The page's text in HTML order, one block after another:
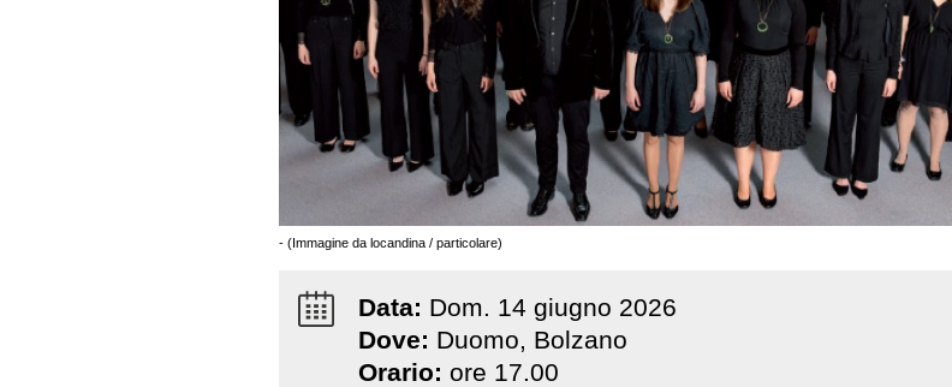
- (Immagine da locandina / particolare)
Data: Dom. 14 giugno 2026
Dove: Duomo, Bolzano
Orario: ore 17.00